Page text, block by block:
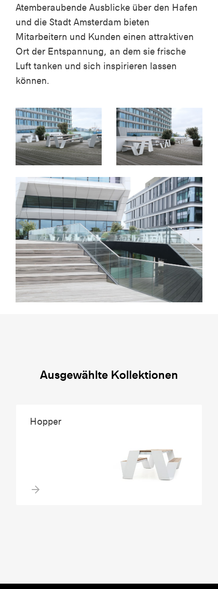
Atemberaubende Ausblicke über den Hafen
und die Stadt Amsterdam bieten
Mitarbeitern und Kunden einen attraktiven
Ort der Entspannung, an dem sie frische
Luft tanken und sich inspirieren lassen
können.
Ausgewählte Kollektionen
Hopper